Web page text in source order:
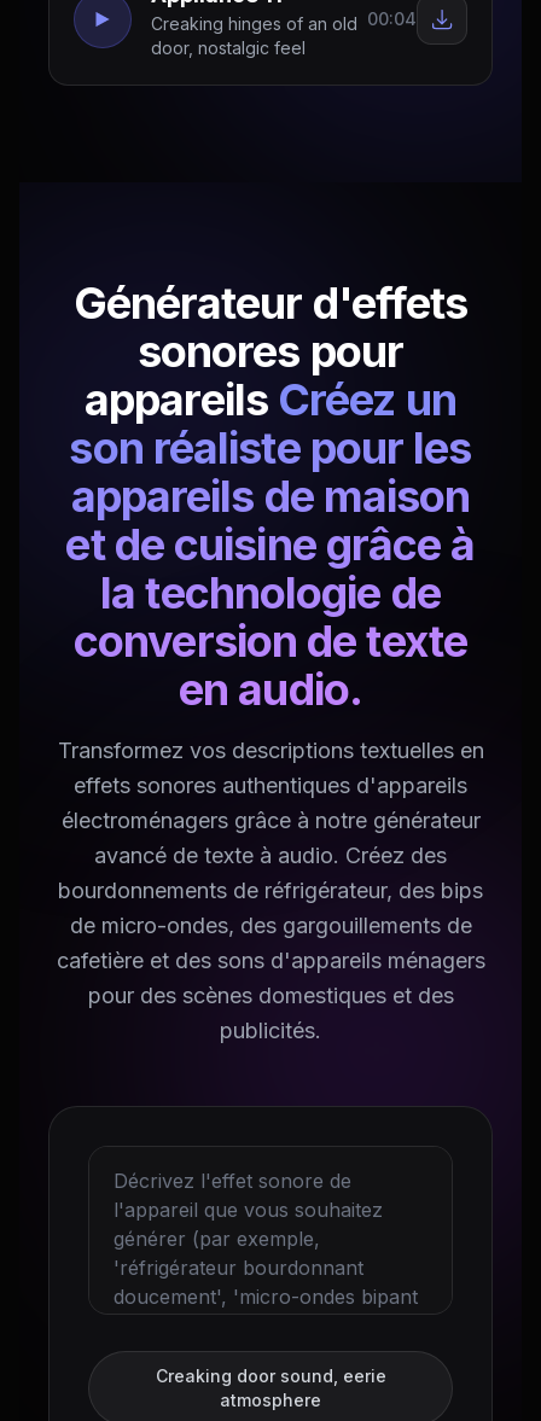
Creaking hinges of an old
door, nostalgic feel
00:04
Générateur d'effets
sonores pour
appareils Créez un
son réaliste pour les
appareils de maison
et de cuisine grâce à
la technologie de
conversion de texte
en audio.
Transformez vos descriptions textuelles en
effets sonores authentiques d'appareils
électroménagers grâce à notre générateur
avancé de texte à audio. Créez des
bourdonnements de réfrigérateur, des bips
de micro-ondes, des gargouillements de
cafetière et des sons d'appareils ménagers
pour des scènes domestiques et des
publicités.
Creaking door sound, eerie
atmosphere